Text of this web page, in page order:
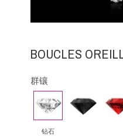
BOUCLES
群镶
钻
石
钻石
黑
钻
红
宝